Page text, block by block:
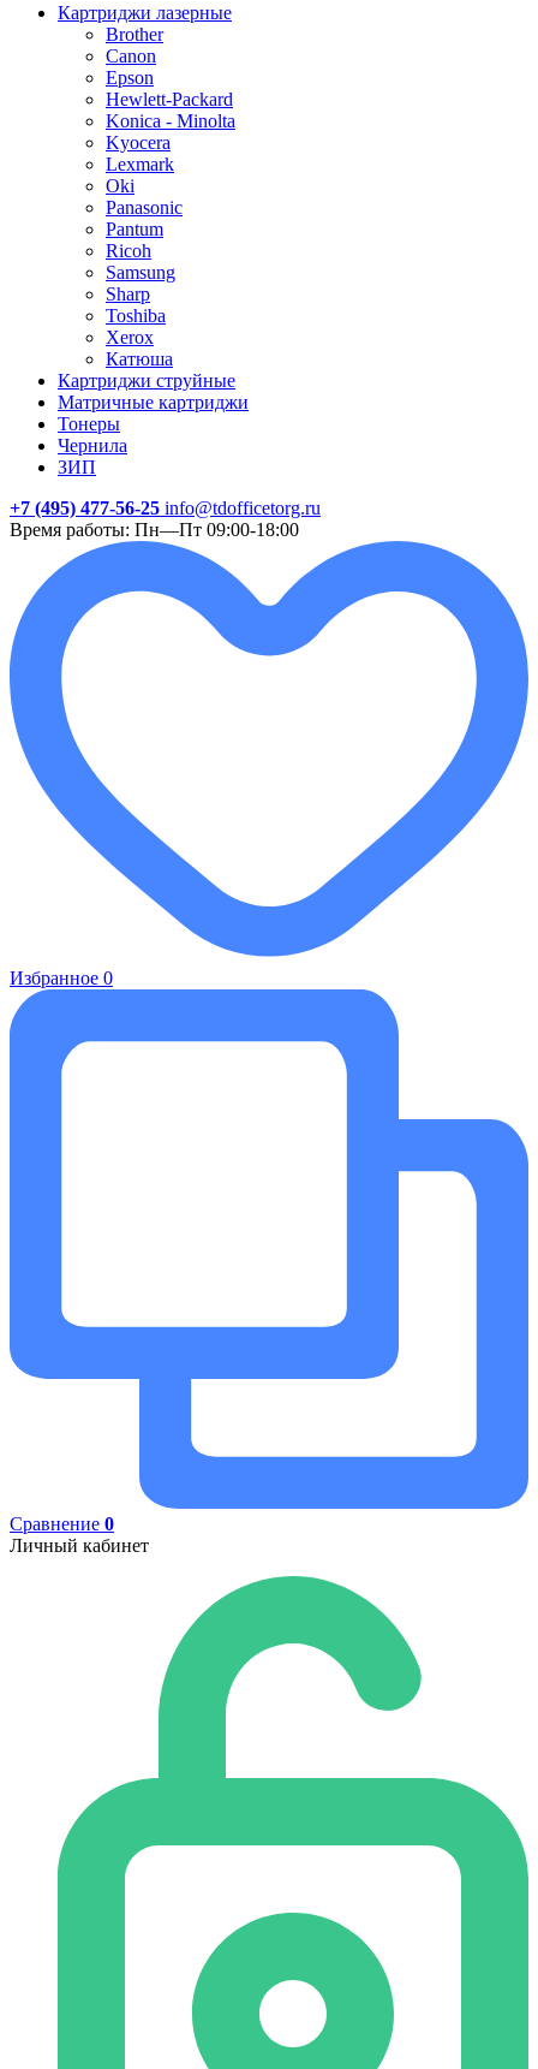
Картриджи лазерные
Brother
Canon
Epson
Hewlett-Packard
Konica - Minolta
Kyocera
Lexmark
Oki
Panasonic
Pantum
Ricoh
Samsung
Sharp
Toshiba
Xerox
Катюша
Картриджи струйные
Матричные картриджи
Тонеры
Чернила
ЗИП
+7 (495) 477-56-25 info@tdofficetorg.ru
Время работы: Пн—Пт 09:00-18:00
Избранное 0
Сравнение 0
Личный кабинет